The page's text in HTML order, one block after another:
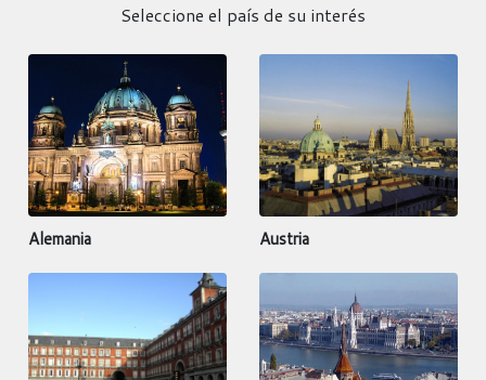
Seleccione el país de su interés
Alemania Austria